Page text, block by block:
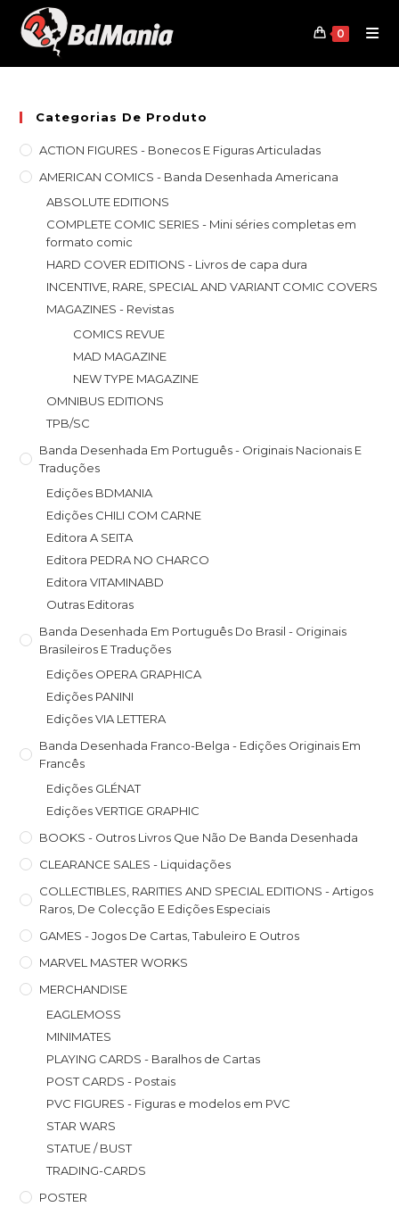
content
0
Categorias De Produto
ACTION FIGURES - Bonecos E Figuras Articuladas
AMERICAN COMICS - Banda Desenhada Americana
ABSOLUTE EDITIONS
COMPLETE COMIC SERIES - Mini séries completas em
formato comic
HARD COVER EDITIONS - Livros de capa dura
INCENTIVE, RARE, SPECIAL AND VARIANT COMIC COVERS
MAGAZINES - Revistas
COMICS REVUE
MAD MAGAZINE
NEW TYPE MAGAZINE
OMNIBUS EDITIONS
TPB/SC
Banda Desenhada Em Português - Originais Nacionais E
Traduções
Edições BDMANIA
Edições CHILI COM CARNE
Editora A SEITA
Editora PEDRA NO CHARCO
Editora VITAMINABD
Outras Editoras
Banda Desenhada Em Português Do Brasil - Originais
Brasileiros E Traduções
Edições OPERA GRAPHICA
Edições PANINI
Edições VIA LETTERA
Banda Desenhada Franco-Belga - Edições Originais Em
Francês
Edições GLÉNAT
Edições VERTIGE GRAPHIC
BOOKS - Outros Livros Que Não De Banda Desenhada
CLEARANCE SALES - Liquidações
COLLECTIBLES, RARITIES AND SPECIAL EDITIONS - Artigos
Raros, De Colecção E Edições Especiais
GAMES - Jogos De Cartas, Tabuleiro E Outros
MARVEL MASTER WORKS
MERCHANDISE
EAGLEMOSS
MINIMATES
PLAYING CARDS - Baralhos de Cartas
POST CARDS - Postais
PVC FIGURES - Figuras e modelos em PVC
STAR WARS
STATUE / BUST
TRADING-CARDS
POSTER